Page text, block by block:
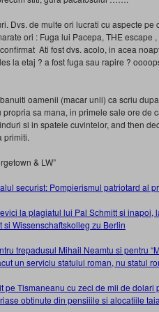
Dvs. de multe ori lucrati cu aspecte
ori : Fuga lui Pacepa, THE escape
Ati fost dvs. acolo, in acea
la etaj ? a fost fuga sau rapire ?
oamenii (macar unii) ca scriu
sa mana, in primele sale ore de
si in spatele cuvintelor, and then
primiti.
& LW”
securist: Pompierismul patriotard al
la plagiatul lui Pal Schmitt si inapoi,
Wissenschaftskolleg zu Berlin
trepadusul Mihail Neamtu si pentru
un serviciu statului roman, nu statul
pe Tismaneanu cu zeci de mii de
obtinute din pensiiile si alocatiile